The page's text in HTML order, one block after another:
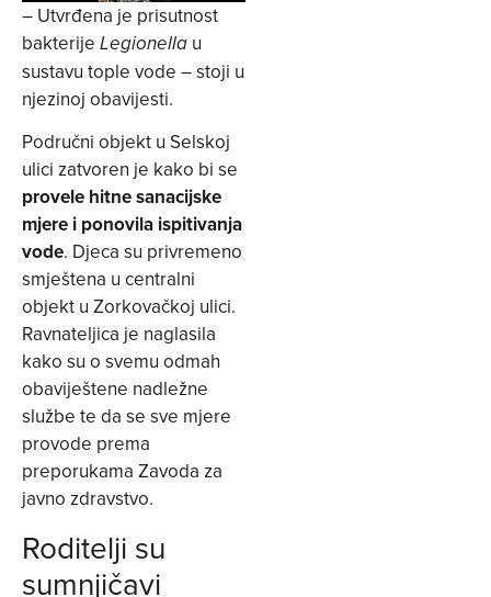
– Utvrđena je prisutnost
bakterije Legionella u
sustavu tople vode – stoji u
njezinoj obavijesti.
Područni objekt u Selskoj
ulici zatvoren je kako bi se
provele hitne sanacijske
mjere i ponovila ispitivanja
vode. Djeca su privremeno
smještena u centralni
objekt u Zorkovačkoj ulici.
Ravnateljica je naglasila
kako su o svemu odmah
obaviještene nadležne
službe te da se sve mjere
provode prema
preporukama Zavoda za
javno zdravstvo.
Roditelji su
sumnjičavi